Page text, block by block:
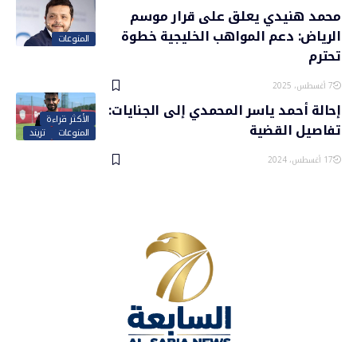
المنوعات
محمد هنيدي يعلق على قرار موسم
الرياض: دعم المواهب الخليجية خطوة
تحترم
7 أغسطس، 2025
الأكثر قراءة
المنوعات
تريند
إحالة أحمد ياسر المحمدي إلى الجنايات:
تفاصيل القضية
17 أغسطس، 2024